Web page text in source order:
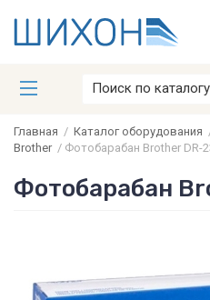
Главная / Каталог оборудования
Brother/ Фотобарабан Brother DR-
Фотобарабан